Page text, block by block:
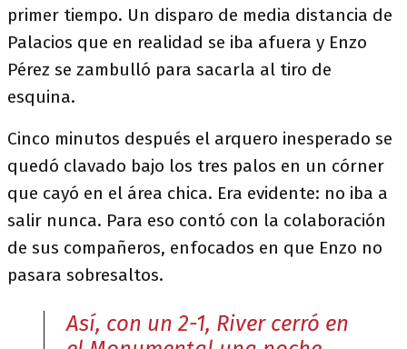
primer tiempo. Un disparo de media distancia de
Palacios que en realidad se iba afuera y Enzo
Pérez se zambulló para sacarla al tiro de
esquina.
Cinco minutos después el arquero inesperado se
quedó clavado bajo los tres palos en un córner
que cayó en el área chica. Era evidente: no iba a
salir nunca. Para eso contó con la colaboración
de sus compañeros, enfocados en que Enzo no
pasara sobresaltos.
Así, con un 2-1, River cerró en